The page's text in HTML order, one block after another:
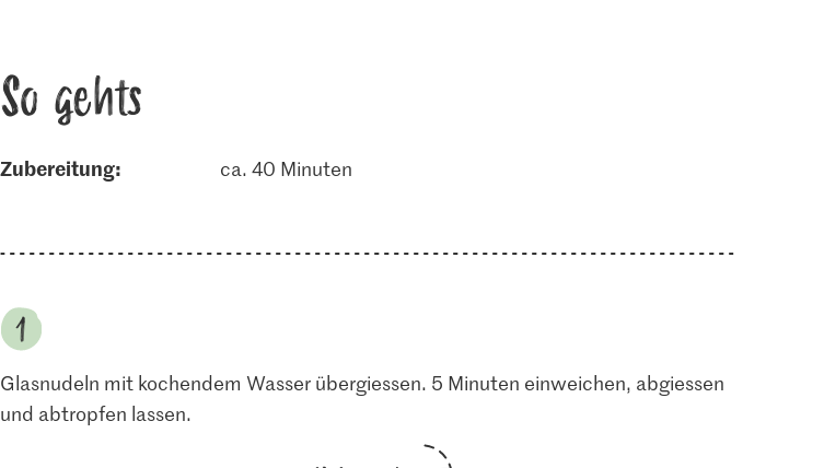
So gehts
Zubereitung: ca. 40 Minuten
Glasnudeln mit kochendem Wasser übergiessen. 5 Minuten einweichen, abgiessen
und abtropfen lassen.